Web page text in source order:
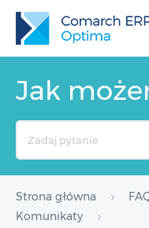
Jak
Strona główna
Komunikaty